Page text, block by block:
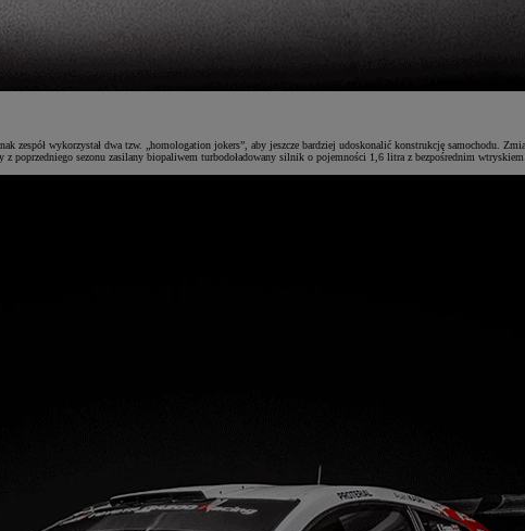
zespół wykorzystał dwa tzw. „homologation jokers”, aby jeszcze bardziej udoskonalić konstrukcję samochodu.
poprzedniego sezonu zasilany biopaliwem turbodoładowany silnik o pojemności 1,6 litra z bezpośrednim